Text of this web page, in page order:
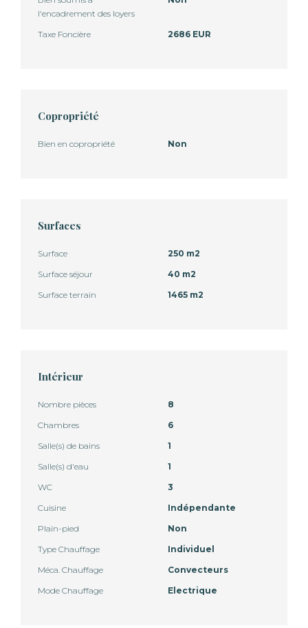
l'encadrement des loyers
Taxe Foncière 2686 EUR
Copropriété
Bien en copropriété Non
Surfaces
Surface
250 m2
Surface séjour
40 m2
Surface terrain
1465 m2
Intérieur
Nombre pièces
8
Chambres
6
Salle(s) de bains
1
Salle(s) d'eau
1
WC
3
Cuisine
Indépendante
Plain-pied
Non
Type Chauffage
Individuel
Méca. Chauffage
Convecteurs
Mode Chauffage
Electrique